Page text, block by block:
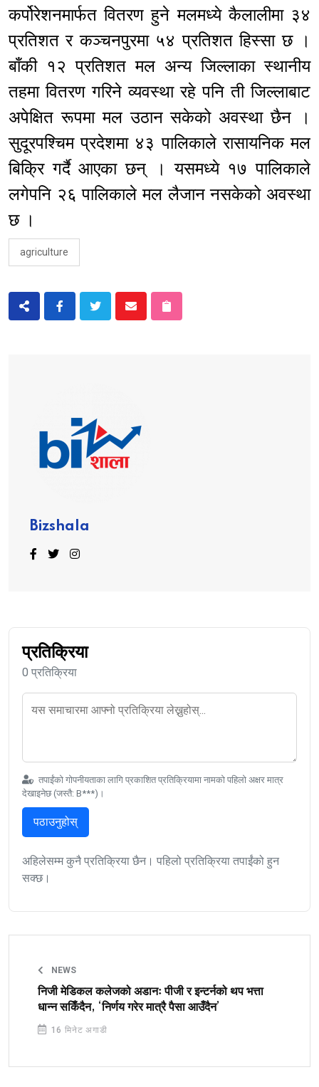
कर्पोरेशनमार्फत वितरण हुने मलमध्ये कैलालीमा ३४
प्रतिशत र कञ्चनपुरमा ५४ प्रतिशत हिस्सा छ ।
बाँकी १२ प्रतिशत मल अन्य जिल्लाका स्थानीय
तहमा वितरण गरिने व्यवस्था रहे पनि ती जिल्लाबाट
अपेक्षित रूपमा मल उठान सकेको अवस्था छैन ।
सुदूरपश्चिम प्रदेशमा ४३ पालिकाले रासायनिक मल
बिक्रि गर्दै आएका छन् । यसमध्ये १७ पालिकाले
लगेपनि २६ पालिकाले मल लैजान नसकेको अवस्था
छ ।
agriculture
Bizshala
प्रतिक्रिया
0 प्रतिक्रिया
तपाईंको गोपनीयताका लागि प्रकाशित प्रतिक्रियामा नामको पहिलो अक्षर मात्र
देखाइनेछ (जस्तै: B***)।
पठाउनुहोस्
अहिलेसम्म कुनै प्रतिक्रिया छैन। पहिलो प्रतिक्रिया तपाईंको हुन
सक्छ।
NEWS
निजी मेडिकल कलेजको अडानः पीजी र इन्टर्नको थप भत्ता
धान्न सकिँदैन, ‘निर्णय गरेर मात्रै पैसा आउँदैन’
16 मिनेट अगाडी